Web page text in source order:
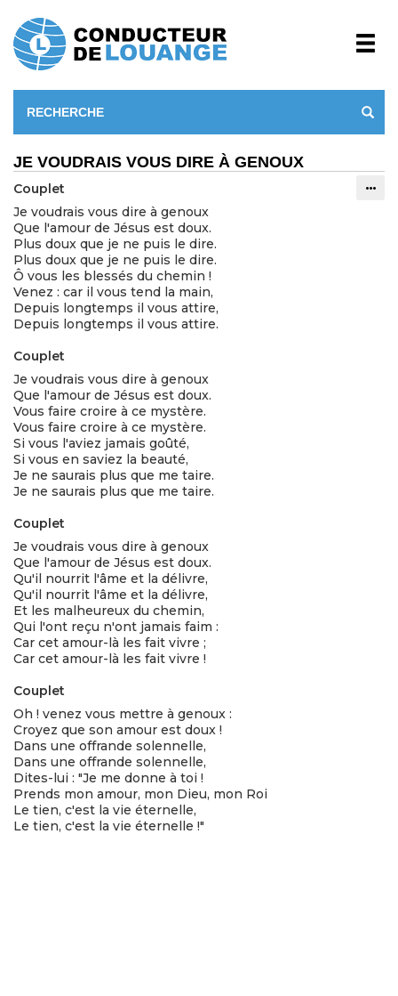
JE VOUDRAIS VOUS DIRE À GENOUX
Couplet
Je voudrais vous dire à genoux
Que l'amour de Jésus est doux.
Plus doux que je ne puis le dire.
Plus doux que je ne puis le dire.
Ô vous les blessés du chemin !
Venez : car il vous tend la main,
Depuis longtemps il vous attire,
Depuis longtemps il vous attire.
Couplet
Je voudrais vous dire à genoux
Que l'amour de Jésus est doux.
Vous faire croire à ce mystère.
Vous faire croire à ce mystère.
Si vous l'aviez jamais goûté,
Si vous en saviez la beauté,
Je ne saurais plus que me taire.
Je ne saurais plus que me taire.
Couplet
Je voudrais vous dire à genoux
Que l'amour de Jésus est doux.
Qu'il nourrit l'âme et la délivre,
Qu'il nourrit l'âme et la délivre,
Et les malheureux du chemin,
Qui l'ont reçu n'ont jamais faim :
Car cet amour-là les fait vivre ;
Car cet amour-là les fait vivre !
Couplet
Oh ! venez vous mettre à genoux :
Croyez que son amour est doux !
Dans une offrande solennelle,
Dans une offrande solennelle,
Dites-lui : "Je me donne à toi !
Prends mon amour, mon Dieu, mon Roi
Le tien, c'est la vie éternelle,
Le tien, c'est la vie éternelle !"